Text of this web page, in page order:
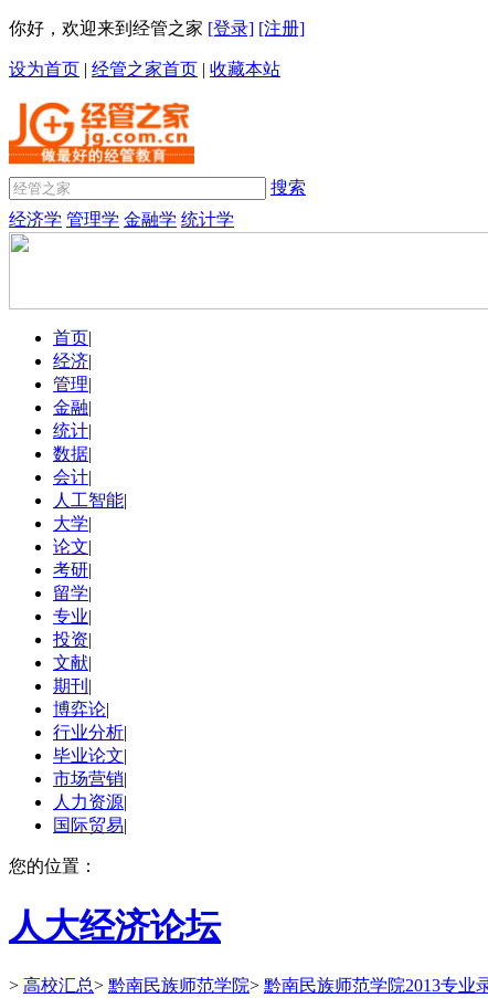
你好，欢迎来到经管之家 [登录] [注册]
设为首页 | 经管之家首页 | 收藏本站
搜索
经济学 管理学 金融学 统计学
首页|
经济|
管理|
金融|
统计|
数据|
会计|
人工智能|
大学|
论文|
考研|
留学|
专业|
投资|
文献|
期刊 |
博弈论|
行业分析|
毕业论文|
市场营销|
人力资源|
国际贸易|
您的位置：
人大经济论坛
> 高校汇总> 黔南民族师范学院> 黔南民族师范学院2013专业